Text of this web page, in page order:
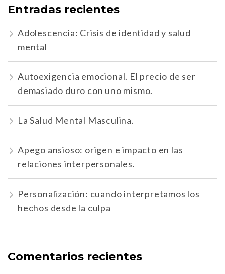
Entradas recientes
Adolescencia: Crisis de identidad y salud
mental
Autoexigencia emocional. El precio de ser
demasiado duro con uno mismo.
La Salud Mental Masculina.
Apego ansioso: origen e impacto en las
relaciones interpersonales.
Personalización: cuando interpretamos los
hechos desde la culpa
Comentarios recientes